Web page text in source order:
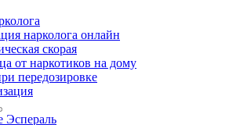
нарколога онлайн
скорая
от наркотиков на дому
передозировке
Эспераль